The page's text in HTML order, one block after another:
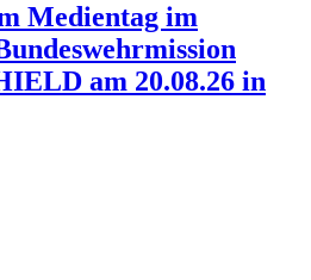
Medientag im
am 20.08.26 in